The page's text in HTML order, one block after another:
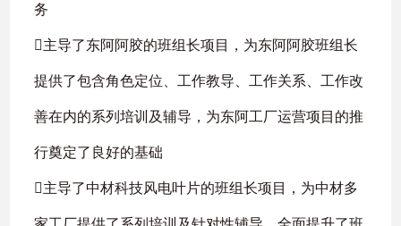
务
主导了东阿阿胶的班组长项目，为东阿阿胶班组长
提供了包含角色定位、工作教导、工作关系、工作改
善在内的系列培训及辅导，为东阿工厂运营项目的推
行奠定了良好的基础
主导了中材科技风电叶片的班组长项目，为中材多